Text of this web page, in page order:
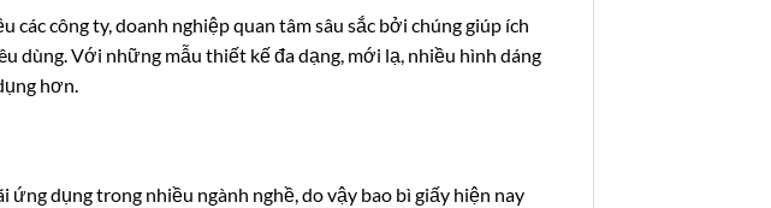
công ty, doanh nghiệp quan tâm sâu sắc bởi chúng giúp ích
Với những mẫu thiết kế đa dạng, mới lạ, nhiều hình dáng
hơn.
dụng trong nhiều ngành nghề, do vậy bao bì giấy hiện nay